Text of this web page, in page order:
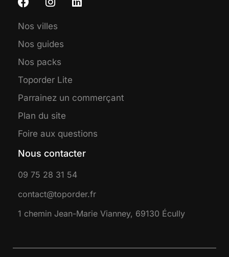
Nos villes
Nos guides
Nos packs
Toporder Lite
Parrainez un commerçant
Plan du site
Foire aux questions
Nous contacter
09 75 28 31 54
contact@toporder.fr
1 chemin Jean-Marie Vianney, 69130 Écully